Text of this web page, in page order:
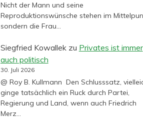
Nicht der Mann und seine
Reproduktionswünsche stehen im
sondern die Frau…
Siegfried Kowallekzu Privates ist immer
auch politisch
30. Juli 2026
@ Roy B. Kullmann Den Schlusssatz,
ginge tatsächlich ein Ruck durch Partei,
Regierung und Land, wenn auch Friedrich
Merz…